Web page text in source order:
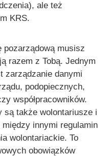
ale też
KRS.
musisz
razem z Tobą. Jednym
zarządzanie danymi
podopiecznych,
współpracowników.
są także wolontariusze i
innymi regulamin
wolontariackie. To
obowiązków